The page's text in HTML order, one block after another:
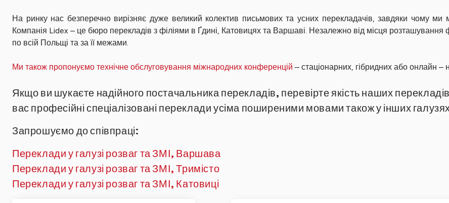
На ринку нас безперечно вирізняє дуже великий колектив письмових та усних перекладачів, завдяки чому ми
Компанія Lidex – це бюро перекладів з філіями в Ґдині, Катовицях та Варшаві. Незалежно від місця
по всій Польщі та за її межами.
Ми також пропонуємо технічне обслуговування міжнародних конференцій – стаціонарних, гібридних або онлайн –
Якщо ви шукаєте надійного постачальника перекладів, перевірте якість наших
вас професійні спеціалізовані переклади усіма поширеними мовами також у інших
Запрошуємо до співпраці:
Переклади у галузі розваг та ЗМІ, Варшава
Переклади у галузі розваг та ЗМІ, Тримісто
Переклади у галузі розваг та ЗМІ, Катовиці